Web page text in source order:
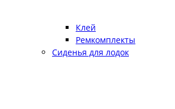
Клей
Ремкомплекты
Сиденья для лодок